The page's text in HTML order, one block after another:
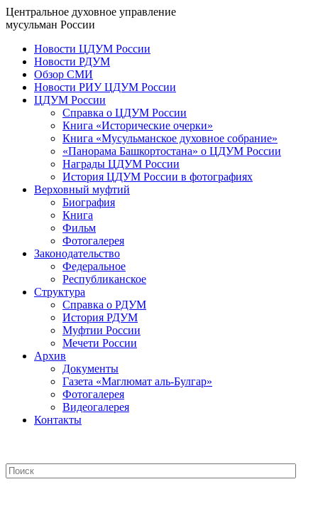
Центральное духовное управление
мусульман России
Новости ЦДУМ России
Новости РДУМ
Обзор СМИ
Новости РИУ ЦДУМ России
ЦДУМ России
Справка о ЦДУМ России
Книга «Исторические очерки»
Книга «Мусульманское духовное собрание»
«Панорама Башкортостана» о ЦДУМ России
Награды ЦДУМ России
История ЦДУМ России в фотографиях
Верховный муфтий
Биография
Книга
Фильм
Фотогалерея
Законодательство
Федеральное
Республиканское
Структура
Справка о РДУМ
История РДУМ
Муфтии России
Мечети России
Архив
Документы
Газета «Маглюмат аль-Булгар»
Фотогалерея
Видеогалерея
Контакты